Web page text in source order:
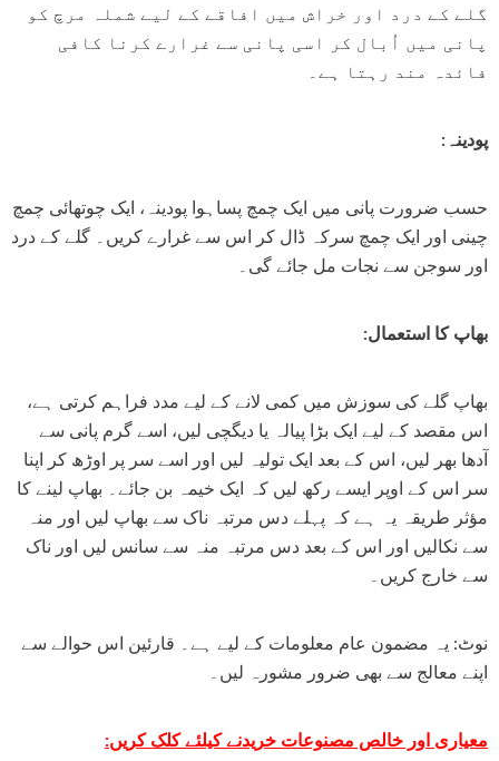
گلے کے درد اور خراش میں افاقے کے لیے شملہ مرچ کو
پانی میں اُبال کر اسی پانی سے غرارے کرنا کافی
فائدہ مند رہتا ہے۔
پودینہ:
حسب ضرورت پانی میں ایک چمچ پساہوا پودینہ، ایک چوتھائی چمچ
چینی اور ایک چمچ سرکہ ڈال کر اس سے غرارے کریں۔ گلے کے درد
اور سوجن سے نجات مل جائے گی۔
بھاپ کا استعمال:
بھاپ گلے کی سوزش میں کمی لانے کے لیے مدد فراہم کرتی ہے،
اس مقصد کے لیے ایک بڑا پیالہ یا دیگچی لیں، اسے گرم پانی سے
آدھا بھر لیں، اس کے بعد ایک تولیہ لیں اور اسے سر پر اوڑھ کر اپنا
سر اس کے اوپر ایسے رکھ لیں کہ ایک خیمہ بن جائے۔ بھاپ لینے کا
مؤثر طریقہ یہ ہے کہ پہلے دس مرتبہ ناک سے بھاپ لیں اور منہ
سے نکالیں اور اس کے بعد دس مرتبہ منہ سے سانس لیں اور ناک
سے خارج کریں۔
نوٹ: یہ مضمون عام معلومات کے لیے ہے۔ قارئین اس حوالے سے
اپنے معالج سے بھی ضرور مشورہ لیں۔
معیاری اور خالص مصنوعات خریدنے کیلئے کلک کریں: